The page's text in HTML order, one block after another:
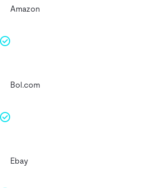
Amazon
Bol.com
Ebay